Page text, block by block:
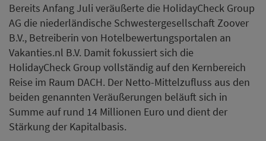
Bereits Anfang Juli veräußerte die HolidayCheck Group
AG die niederländische Schwestergesellschaft Zoover
B.V., Betreiberin von Hotelbewertungsportalen an
Vakanties.nl B.V. Damit fokussiert sich die
HolidayCheck Group vollständig auf den Kernbereich
Reise im Raum DACH. Der Netto-Mittelzufluss aus den
beiden genannten Veräußerungen beläuft sich in
Summe auf rund 14 Millionen Euro und dient der
Stärkung der Kapitalbasis.